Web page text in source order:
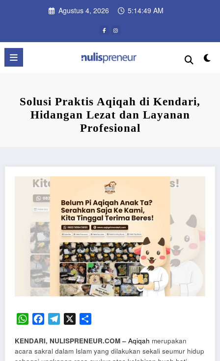
Agustus 4, 2026 5:14:50 AM
Solusi Praktis Aqiqah di Kendari,
Hidangan Lezat dan Layanan
Profesional
WhatsAppFacebookTelegram
KENDARI, NULISPRENEUR.COM – Aqiqah merupakan
acara sakral dalam Islam yang dilakukan sekali seumur hidup